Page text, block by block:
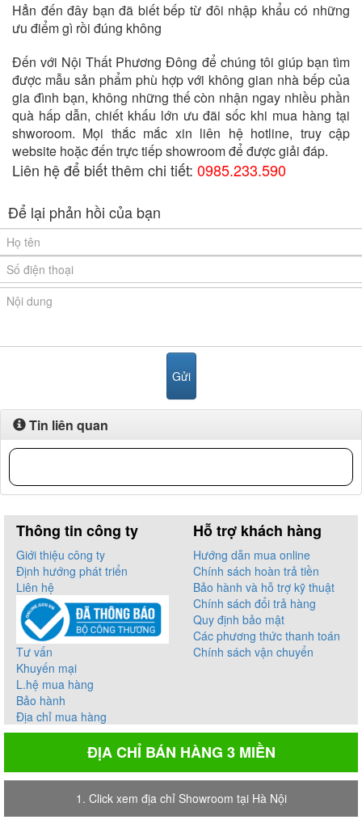
Hẳn đến đây bạn đã biết bếp từ đôi nhập khẩu có những
ưu điểm gì rồi đúng không
Đến với Nội Thất Phương Đông để chúng tôi giúp bạn tìm
được mẫu sản phẩm phù hợp với không gian nhà bếp của
gia đình bạn, không những thế còn nhận ngay nhiều phần
quà hấp dẫn, chiết khấu lớn ưu đãi sốc khi mua hàng tại
shworoom. Mọi thắc mắc xin liên hệ hotline, truy cập
website hoặc đến trực tiếp showroom để được giải đáp.
Liên hệ để biết thêm chi tiết: 0985.233.590
Để lại phản hồi của bạn
Tin liên quan
Thông tin công ty
Giới thiệu công ty
Định hướng phát triển
Liên hệ
Tư vấn
Khuyến mại
L.hệ mua hàng
Bảo hành
Địa chỉ mua hàng
Hỗ trợ khách hàng
Hướng dẫn mua online
Chính sách hoàn trả tiền
Bảo hành và hỗ trợ kỹ thuật
Chính sách đổi trả hàng
Quy định bảo mật
Các phương thức thanh toán
Chính sách vận chuyển
ĐỊA CHỈ BÁN HÀNG 3 MIỀN
1. Click xem địa chỉ Showroom tại Hà Nội